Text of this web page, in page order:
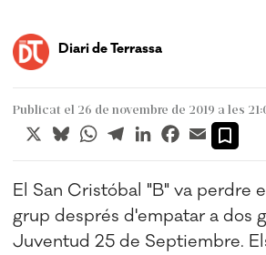
Diari de Terrassa
Publicat el 26 de novembre de 2019 a les
X BlueskyWhatsApp
TelegramLinkedInFacebook
Email
El San Cristóbal "B" va perdre
grup després d'empatar a dos
Juventud 25 de Septiembre.